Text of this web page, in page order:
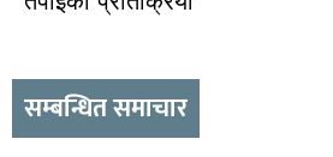
सम्बन्धित समाचार